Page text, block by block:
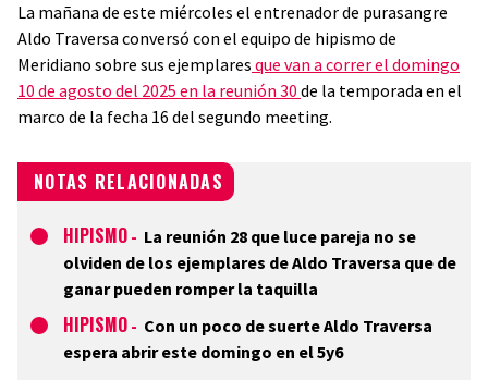
La mañana de este miércoles el entrenador de purasangre
Aldo Traversa conversó con el equipo de hipismo de
Meridiano sobre sus ejemplares que van a correr el domingo
10 de agosto del 2025 en la reunión 30 de la temporada en el
marco de la fecha 16 del segundo meeting.
NOTAS RELACIONADAS
HIPISMO - La reunión 28 que luce pareja no se
olviden de los ejemplares de Aldo Traversa que de
ganar pueden romper la taquilla
HIPISMO - Con un poco de suerte Aldo Traversa
espera abrir este domingo en el 5y6